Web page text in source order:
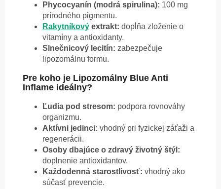
Phycocyanín (modrá spirulina): 100 mg
prírodného pigmentu.
Rakytníkový extrakt: dopĺňa zloženie o
vitamíny a antioxidanty.
Slnečnicový lecitín: zabezpečuje
lipozomálnu formu.
Pre koho je Lipozomálny Blue Anti
Inflame ideálny?
Ľudia pod stresom: podpora rovnováhy
organizmu.
Aktívni jedinci: vhodný pri fyzickej záťaži a
regenerácii.
Osoby dbajúce o zdravý životný štýl:
doplnenie antioxidantov.
Každodenná starostlivosť: vhodný ako
súčasť prevencie.